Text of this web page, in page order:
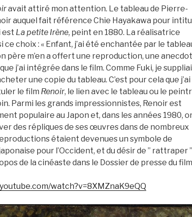
avait attiré mon attention. Le tableau de Pierre-
auquel fait référence Chie Hayakawa pour
est La petite Irène, peint en 1880. La réalisatrice
ce choix : « Enfant, j’ai été enchantée par le
père m’en a offert une reproduction, une
j’ai intégrée dans le film. Comme Fuki, je
une copie du tableau. C’est pour cela que j’ai
le film Renoir, le lien avec le tableau ou le
Parmi les grands impressionnistes, Renoir est
populaire au Japon et, dans les années 1980,
des répliques de ses œuvres dans de nombreux
étaient devenues un symbole de
pour l’Occident, et du désir de ” rattraper
de la cinéaste dans le Dossier de presse du
watch?v=8XMZnaK9eQQ